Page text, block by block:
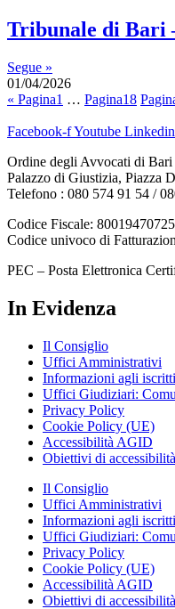
Tribunale di Bari
Segue »
01/04/2026
« Pagina1 … Pagina18
Facebook-fYoutube Linkedin
Ordine degli Avvocati di Bari
Palazzo di Giustizia, Piazza
Telefono : 080 574 91 54 /
Codice Fiscale: 80019470725
Codice univoco di
PEC – Posta Elettronica
In Evidenza
Il Consiglio
Uffici Amministrativi
Informazioni agli iscritti
Uffici Giudiziari:
Privacy Policy
Cookie Policy (UE)
Accessibilità AGID
Obiettivi di
Il Consiglio
Uffici Amministrativi
Informazioni agli iscritti
Uffici Giudiziari:
Privacy Policy
Cookie Policy (UE)
Accessibilità AGID
Obiettivi di